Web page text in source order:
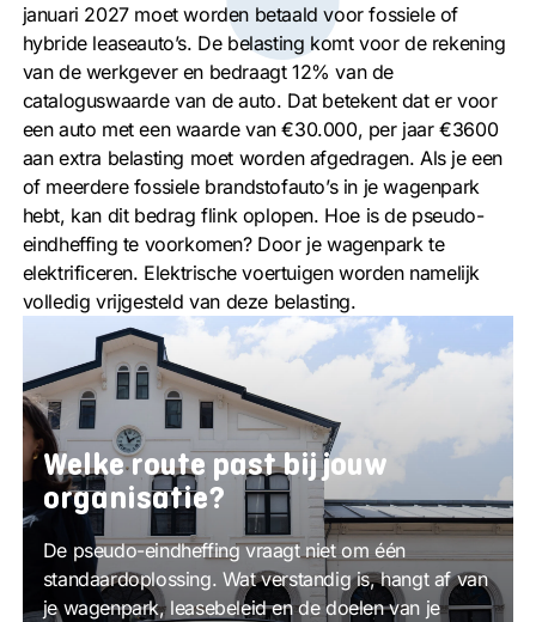
januari 2027 moet worden betaald voor fossiele of
hybride leaseauto’s. De belasting komt voor de rekening
van de werkgever en bedraagt 12% van de
cataloguswaarde van de auto. Dat betekent dat er voor
een auto met een waarde van €30.000, per jaar €3600
aan extra belasting moet worden afgedragen. Als je een
of meerdere fossiele brandstofauto’s in je wagenpark
hebt, kan dit bedrag flink oplopen. Hoe is de pseudo-
eindheffing te voorkomen? Door je wagenpark te
elektrificeren. Elektrische voertuigen worden namelijk
volledig vrijgesteld van deze belasting.
Welke route past bij jouw
organisatie?
De pseudo-eindheffing vraagt niet om één
standaardoplossing. Wat verstandig is, hangt af van
je wagenpark, leasebeleid en de doelen van je